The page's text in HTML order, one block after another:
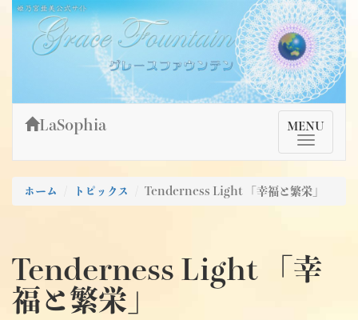
Skip
content
姫乃宮亜美公式サイト～Grace Fountain～
グレースファウンテン
TMenu
MENU
LaSophia
ホーム トピックス Tenderness Light 「幸福と繁栄」
Tenderness Light 「幸
福と繁栄」